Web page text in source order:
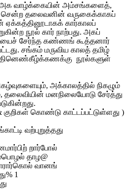
அக வாழ்க்கையின் அம்சங்களைத்,
சென்ற தலைவனின் வருகைக்காகப்
ஏக்கத்தினூடாகக் கார்காலப்
நூல் கார் நாற்பது. அகப்
சேர்ந்த கண்ணங் கூத்தனார்
சங்கம் மருவிய காலத் தமிழ்
நூல்களுள்
அக்காலத்தில் நிகழும்
தலைவியின் மனநிலையோடு சேர்த்து
குறிகள் கொண்டு காட்டப்பட்டுள்ளது )
வற்புறுத்தது
றார்போல்
தாழ@
வானங்
1